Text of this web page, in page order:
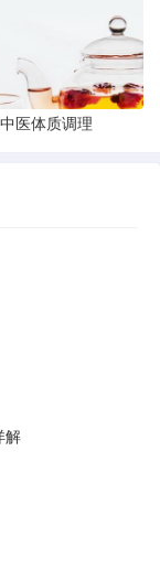
医体质调理
解